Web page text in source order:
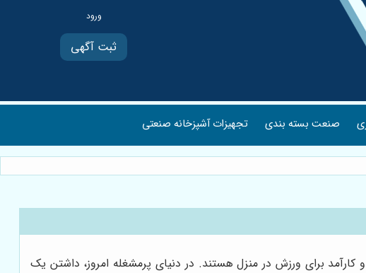
ثبت آگهی
صنعت بسته بندی تجهیزات آشپزخانه صنعتی
برای ورزش در منزل هستند. در دنیای پرمشغله امروز، داشتن یک